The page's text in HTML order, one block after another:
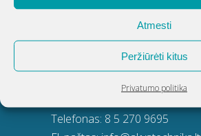
Atmesti
Peržiūrėti kitus
Privatumo politika
UAB Akvatechnika
Adresas: Dunojaus g. 20, Vilnius
Įmonės kodas: 124389034
Telefonas: 8 5 270 9695